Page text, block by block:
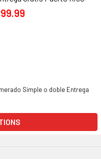
Simple o doble Entrega